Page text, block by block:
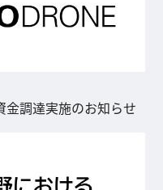
金調達実施のお知らせ